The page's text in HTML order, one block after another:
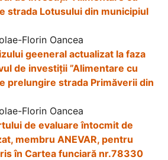
strada Lotusului din municipiul
Florin Oancea
geeneral actualizat la faza
de investiții ”Alimentare cu
prelungire strada Primăverii din
Florin Oancea
de evaluare întocmit de
membru ANEVAR, pentru
în Cartea funciară nr.78330